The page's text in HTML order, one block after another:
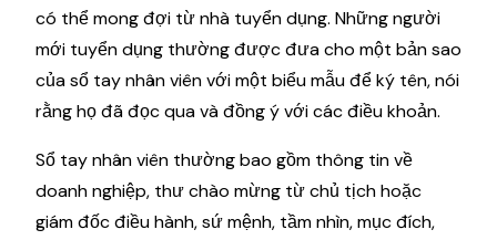
có thể mong đợi từ nhà tuyển dụng. Những người
mới tuyển dụng thường được đưa cho một bản sao
của sổ tay nhân viên với một biểu mẫu để ký tên, nói
rằng họ đã đọc qua và đồng ý với các điều khoản.
Sổ tay nhân viên thường bao gồm thông tin về
doanh nghiệp, thư chào mừng từ chủ tịch hoặc
giám đốc điều hành, sứ mệnh, tầm nhìn, mục đích,